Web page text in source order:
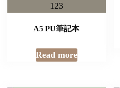
A5 PU筆記本
Read more